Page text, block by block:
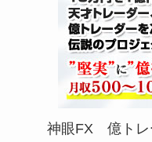
神眼FX 億トレ